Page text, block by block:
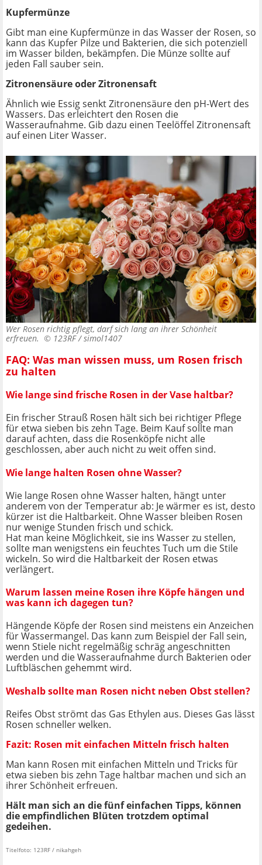
Kupfermünze
Gibt man eine Kupfermünze in das Wasser der Rosen, so
kann das Kupfer Pilze und Bakterien, die sich potenziell
im Wasser bilden, bekämpfen. Die Münze sollte auf
jeden Fall sauber sein.
Zitronensäure oder Zitronensaft
Ähnlich wie Essig senkt Zitronensäure den pH-Wert des
Wassers. Das erleichtert den Rosen die
Wasseraufnahme. Gib dazu einen Teelöffel Zitronensaft
auf einen Liter Wasser.
Wer Rosen richtig pflegt, darf sich lang an ihrer Schönheit
erfreuen. © 123RF / simol1407
FAQ: Was man wissen muss, um Rosen frisch
zu halten
Wie lange sind frische Rosen in der Vase haltbar?
Ein frischer Strauß Rosen hält sich bei richtiger Pflege
für etwa sieben bis zehn Tage. Beim Kauf sollte man
darauf achten, dass die Rosenköpfe nicht alle
geschlossen, aber auch nicht zu weit offen sind.
Wie lange halten Rosen ohne Wasser?
Wie lange Rosen ohne Wasser halten, hängt unter
anderem von der Temperatur ab: Je wärmer es ist, desto
kürzer ist die Haltbarkeit. Ohne Wasser bleiben Rosen
nur wenige Stunden frisch und schick.
Hat man keine Möglichkeit, sie ins Wasser zu stellen,
sollte man wenigstens ein feuchtes Tuch um die Stile
wickeln. So wird die Haltbarkeit der Rosen etwas
verlängert.
Warum lassen meine Rosen ihre Köpfe hängen und
was kann ich dagegen tun?
Hängende Köpfe der Rosen sind meistens ein Anzeichen
für Wassermangel. Das kann zum Beispiel der Fall sein,
wenn Stiele nicht regelmäßig schräg angeschnitten
werden und die Wasseraufnahme durch Bakterien oder
Luftbläschen gehemmt wird.
Weshalb sollte man Rosen nicht neben Obst stellen?
Reifes Obst strömt das Gas Ethylen aus. Dieses Gas lässt
Rosen schneller welken.
Fazit: Rosen mit einfachen Mitteln frisch halten
Man kann Rosen mit einfachen Mitteln und Tricks für
etwa sieben bis zehn Tage haltbar machen und sich an
ihrer Schönheit erfreuen.
Hält man sich an die fünf einfachen Tipps, können
die empfindlichen Blüten trotzdem optimal
gedeihen.
Titelfoto: 123RF / nikahgeh